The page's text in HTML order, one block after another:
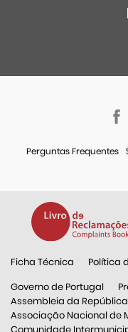
Perguntas Frequentes
Ficha Técnica
Política
Governo de Portugal
Assembleia da República
Associação Nacional de
Comunidade